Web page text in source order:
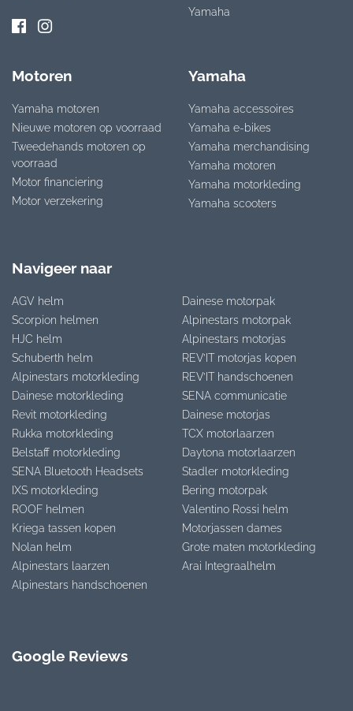
Yamaha
Motoren
Yamaha motoren
Nieuwe motoren op voorraad
Tweedehands motoren op
voorraad
Motor financiering
Motor verzekering
Yamaha
Yamaha accessoires
Yamaha e-bikes
Yamaha merchandising
Yamaha motoren
Yamaha motorkleding
Yamaha scooters
Navigeer naar
AGV helm
Scorpion helmen
HJC helm
Schuberth helm
Alpinestars motorkleding
Dainese motorkleding
Revit motorkleding
Rukka motorkleding
Belstaff motorkleding
SENA Bluetooth Headsets
IXS motorkleding
ROOF helmen
Kriega tassen kopen
Nolan helm
Alpinestars laarzen
Alpinestars handschoenen
Dainese motorpak
Alpinestars motorpak
Alpinestars motorjas
REV’IT motorjas kopen
REV’IT handschoenen
SENA communicatie
Dainese motorjas
TCX motorlaarzen
Daytona motorlaarzen
Stadler motorkleding
Bering motorpak
Valentino Rossi helm
Motorjassen dames
Grote maten motorkleding
Arai Integraalhelm
Google Reviews